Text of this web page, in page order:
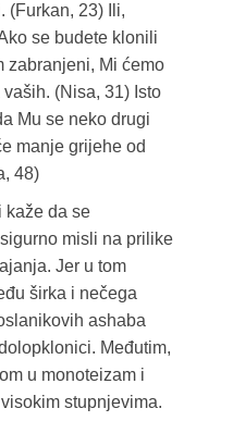
(Furkan, 23) Ili,
se budete klonili
zabranjeni, Mi ćemo
(Nisa, 31) Isto
Mu se neko drugi
manje grijehe od
48)
kaže da se
misli na prilike
Jer u tom
širka i nečega
ashaba
Međutim,
u monoteizam i
stupnjevima.